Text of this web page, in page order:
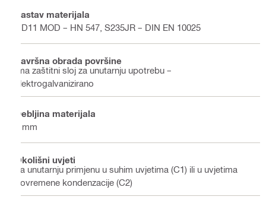
Sastav materijala
DD11 MOD – HN 547, S235JR – DIN EN 10025
Završna obrada površine
Ima zaštitni sloj za unutarnju upotrebu –
elektrogalvanizirano
Debljina materijala
2 mm
Okolišni uvjeti
Za unutarnju primjenu u suhim uvjetima (C1) ili u uvjetima
povremene kondenzacije (C2)